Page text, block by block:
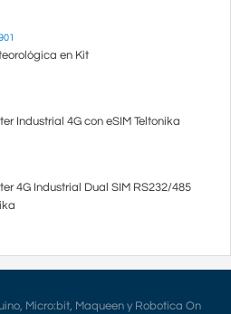
en Kit
Industrial 4G con eSIM Teltonika
4G Industrial Dual SIM RS232/485
Micro:bit, Maqueen y Robotica On